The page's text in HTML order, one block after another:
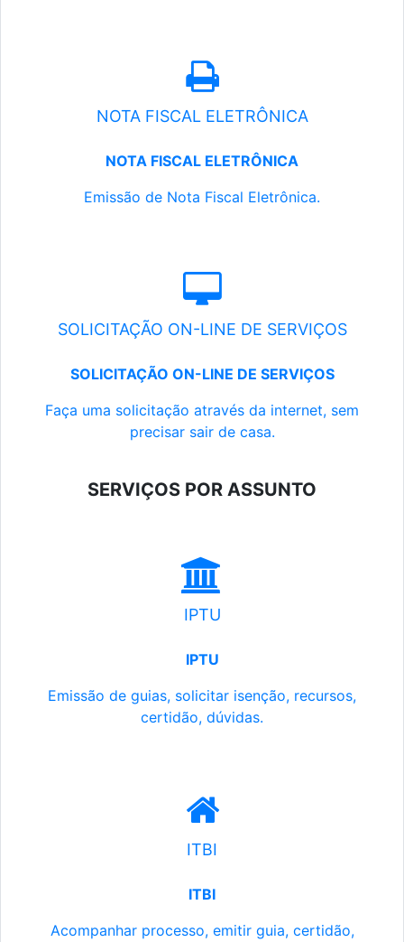
NOTA FISCAL ELETRÔNICA
NOTA FISCAL ELETRÔNICA
Emissão de Nota Fiscal Eletrônica.
SOLICITAÇÃO ON-LINE DE SERVIÇOS
SOLICITAÇÃO ON-LINE DE SERVIÇOS
Faça uma solicitação através da internet, sem
precisar sair de casa.
SERVIÇOS POR ASSUNTO
IPTU
IPTU
Emissão de guias, solicitar isenção, recursos,
certidão, dúvidas.
ITBI
ITBI
Acompanhar processo, emitir guia, certidão,